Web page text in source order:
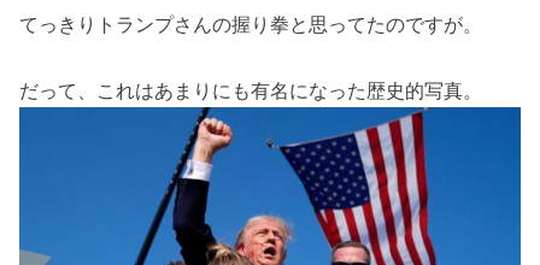
てっきりトランプさんの握り拳と思ってたのですが。
だって、これはあまりにも有名になった歴史的写真。